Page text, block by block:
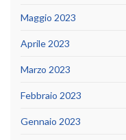
Maggio 2023
Aprile 2023
Marzo 2023
Febbraio 2023
Gennaio 2023